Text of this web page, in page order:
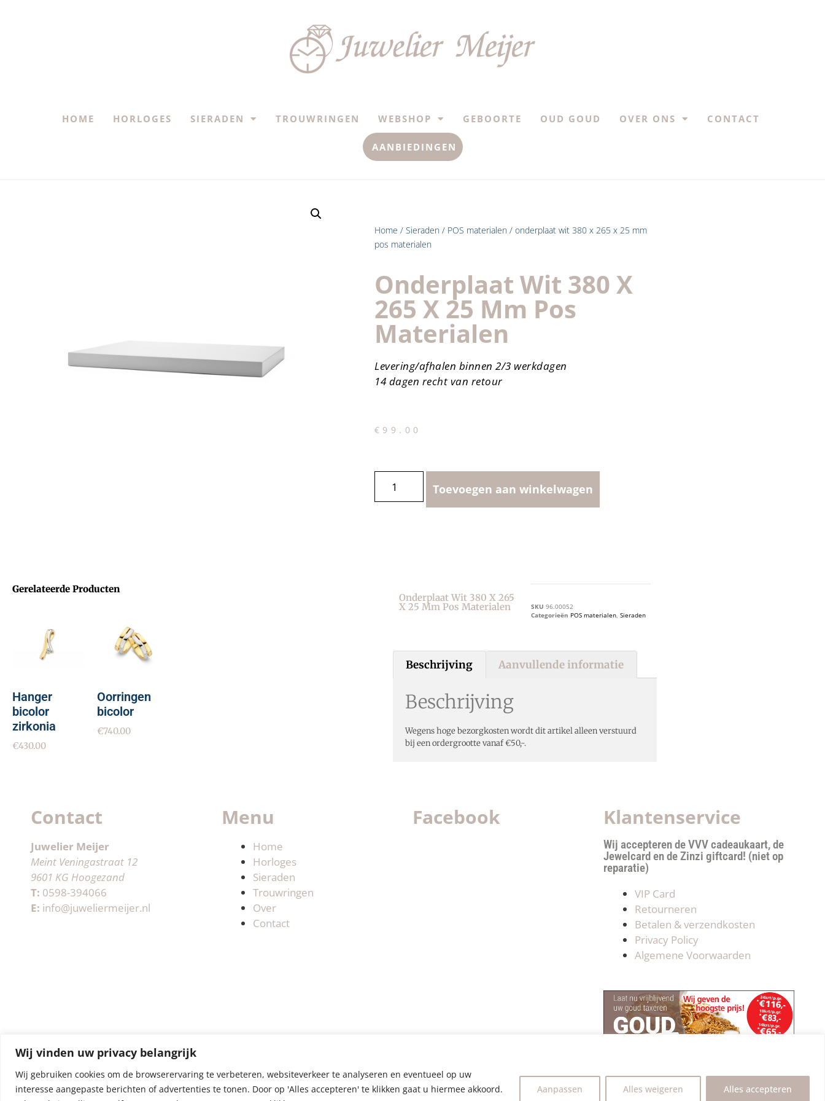
Wij vinden uw privacy belangrijk
Wij gebruiken cookies om de browserervaring te verbeteren, websiteverkeer te analyseren en eventueel op uw
interesse aangepaste berichten of advertenties te tonen. Door op 'Alles accepteren' te klikken gaat u hiermee akkoord.
Aanpassen Alles weigeren Alles accepteren
HOME HORLOGES SIERADEN TROUWRINGEN WEBSHOP GEBOORTE OUD GOUD OVER ONS CONTACT
AANBIEDINGEN
Home / Sieraden / POS materialen / onderplaat wit 380 x 265 x 25 mm
pos materialen
Onderplaat Wit 380 X
265 X 25 Mm Pos
Materialen
Levering/afhalen binnen 2/3 werkdagen
14 dagen recht van retour
€ 99.00
Toevoegen aan winkelwagen
Gerelateerde Producten
Hanger
bicolor
zirkonia
€430.00
Oorringen
bicolor
€740.00
Onderplaat Wit 380 X 265
X 25 Mm Pos Materialen SKU 96.00052
Categorieën POS materialen, Sieraden
Beschrijving Aanvullende informatie
Beschrijving
Wegens hoge bezorgkosten wordt dit artikel alleen verstuurd
bij een ordergrootte vanaf €50,-.
Contact
Juwelier Meijer
Meint Veningastraat 12
9601 KG Hoogezand
T: 0598-394066
E: info@juweliermeijer.nl
Menu
Home
Horloges
Sieraden
Trouwringen
Over
Contact
Facebook Klantenservice
Wij accepteren de VVV cadeaukaart, de
Jewelcard en de Zinzi giftcard! (niet op
reparatie)
VIP Card
Retourneren
Betalen & verzendkosten
Privacy Policy
Algemene Voorwaarden